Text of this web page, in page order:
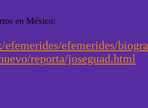
en México:
efemerides/
reporta/joseguad.html